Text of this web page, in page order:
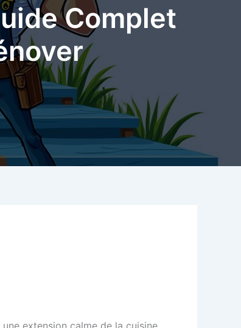
Complet
extension calme de la cuisine.